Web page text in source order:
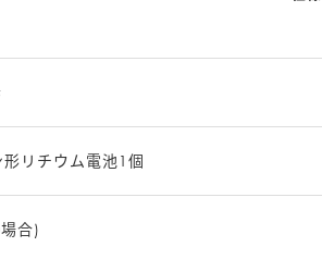
リチウム電池1個
合)